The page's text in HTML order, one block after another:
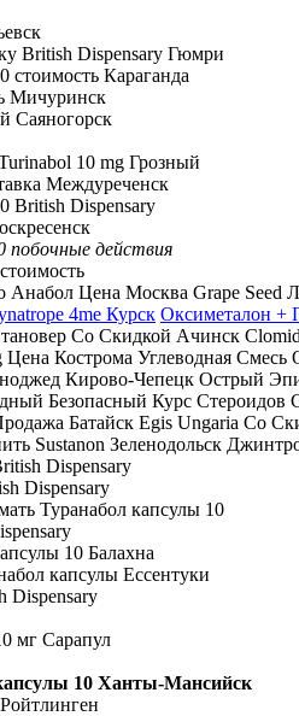
British Dispensary Гюмри
стоимость Караганда
Мичуринск
Саяногорск
10 mg Грозный
Междуреченск
British Dispensary
побочные действия
Анабол Цена Москва Grape
4me Курск Оксиметалон +
Со Скидкой Ачинск
Цена Кострома Углеводная
Кирово-Чепецк Острый
Безопасный Курс
Батайск Egis Ungaria Со
Sustanon Зеленодольск
Dispensary
Dispensary
Туранабол капсулы 10
10 Балахна
капсулы Ессентуки
Dispensary
мг Сарапул
10 Ханты-Мансийск